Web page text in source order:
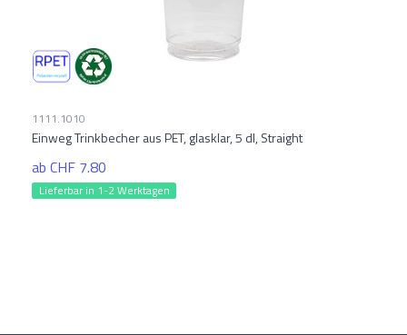
1111.1010
Einweg Trinkbecher aus PET, glasklar, 5 dl, Straight
ab CHF 7.80
Lieferbar in 1-2 Werktagen